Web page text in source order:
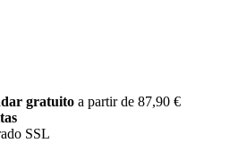
gratuito a partir de 87,90 €
SSL